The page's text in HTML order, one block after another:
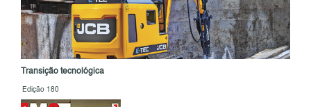
Transição tecnológica
Edição 180